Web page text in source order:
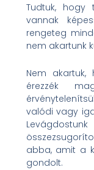
Tudtuk, hogy
vannak
rengeteg
nem akartunk
Nem akartuk,
érezzék
valódi vagy
abba, amit a
gondolt.